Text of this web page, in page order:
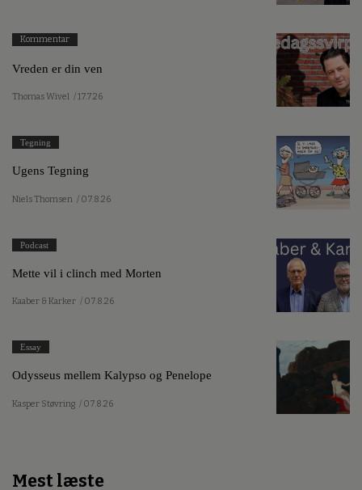
Kommentar
Vreden er din ven
Thomas Wivel / 17.7.26
Tegning
Ugens Tegning
Niels Thomsen / 07.8.26
Podcast
Mette vil i clinch med Morten
Kaaber & Karker / 07.8.26
Essay
Odysseus mellem Kalypso og Penelope
Kasper Støvring / 07.8.26
Mest læste